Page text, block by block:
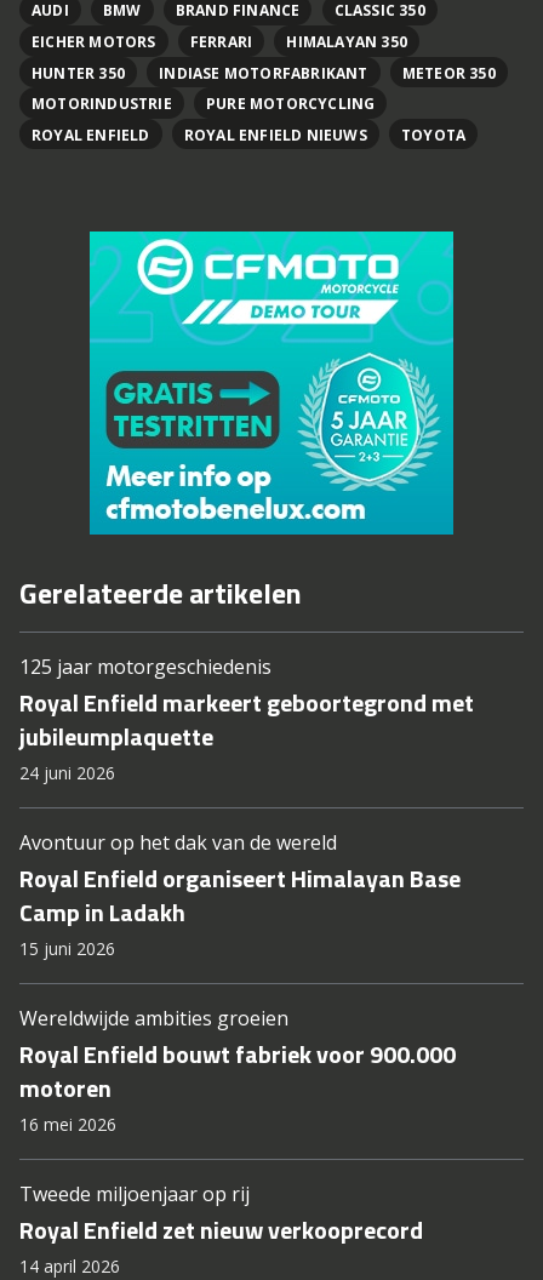
AUDI BMW BRAND FINANCE
CLASSIC 350
EICHER MOTORS
FERRARI
HIMALAYAN 350
HUNTER 350
INDIASE MOTORFABRIKANT
METEOR 350
MOTORINDUSTRIE
PURE MOTORCYCLING
ROYAL ENFIELD
ROYAL ENFIELD NIEUWS TOYOTA
Gerelateerde artikelen
125 jaar motorgeschiedenis
Royal Enfield markeert geboortegrond met
jubileumplaquette
24 juni 2026
Avontuur op het dak van de wereld
Royal Enfield organiseert Himalayan Base
Camp in Ladakh
15 juni 2026
Wereldwijde ambities groeien
Royal Enfield bouwt fabriek voor 900.000
motoren
16 mei 2026
Tweede miljoenjaar op rij
Royal Enfield zet nieuw verkooprecord
14 april 2026